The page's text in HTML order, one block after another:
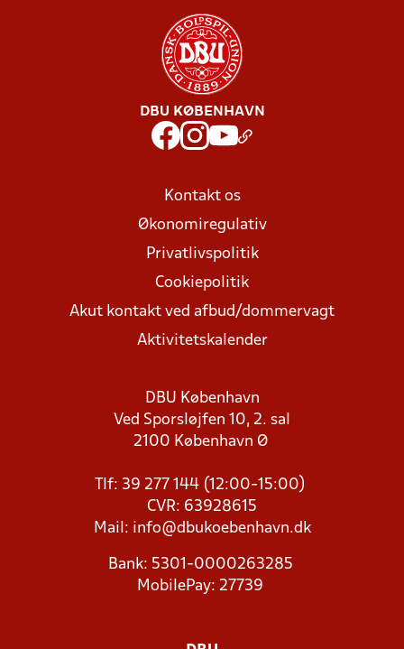
DBU KØBENHAVN
Kontakt os
Økonomiregulativ
Privatlivspolitik
Cookiepolitik
Akut kontakt ved afbud/dommervagt
Aktivitetskalender
DBU København
Ved Sporsløjfen 10, 2. sal
2100 København Ø
Tlf: 39 277 144 (12:00-15:00)
CVR: 63928615
Mail: info@dbukoebenhavn.dk
Bank: 5301-0000263285
MobilePay: 27739